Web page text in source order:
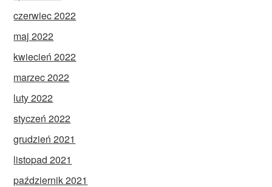
czerwiec 2022
maj 2022
kwiecień 2022
marzec 2022
luty 2022
styczeń 2022
grudzień 2021
listopad 2021
październik 2021